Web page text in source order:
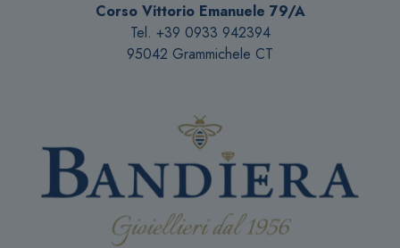
Corso Vittorio Emanuele 79/A
Tel. +39 0933 942394
95042 Grammichele CT